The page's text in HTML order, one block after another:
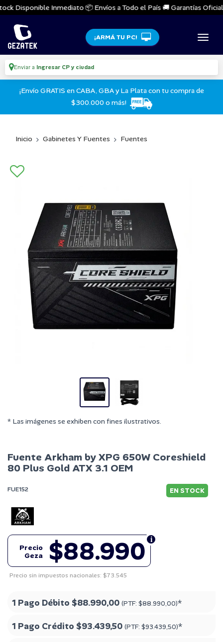
Disponible Inmediato 📦 Envíos a Todo el País 🚚 Garantías
¡ARMÁ TU PC!
Enviar a Ingresar CP y ciudad
¡Envío GRATIS en CABA, GBA y La Plata con tu compra de
$300.000 o más!
Inicio Gabinetes Y Fuentes Fuentes
* Las imágenes se exhiben con fines ilustrativos.
Fuente Arkham by XPG 650W Coreshield
80 Plus Gold ATX 3.1 OEM
FUE152 EN STOCK
$88.990
Precio
Geza
Precio sin impuestos nacionales: $73.545
1 Pago Débito $88.990,00 (PTF: $88.990,00)*
1 Pago Crédito $93.439,50 (PTF: $93.439,50)*